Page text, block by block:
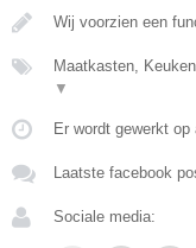
Wij voorzien een
Maatkasten,
▼
Er wordt gewerkt op
Laatste facebook
Sociale media: